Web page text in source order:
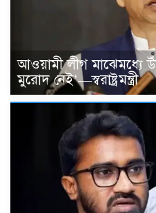
আওয়ামী লীগ মাঝেমধ্যে
মুরোদ নেই’—স্বরাষ্ট্রমন্ত্রী